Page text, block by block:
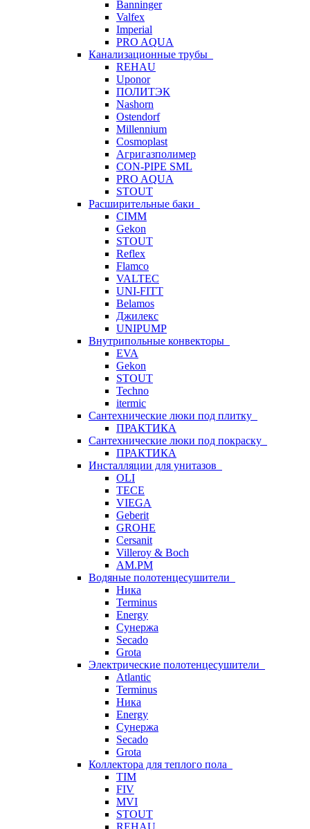
Banninger
Valfex
Imperial
PRO AQUA
Канализационные трубы
REHAU
Uponor
ПОЛИТЭК
Nashorn
Ostendorf
Millennium
Cosmoplast
Агригазполимер
CON-PIPE SML
PRO AQUA
STOUT
Расширительные баки
CIMM
Gekon
STOUT
Reflex
Flamco
VALTEC
UNI-FITT
Belamos
Джилекс
UNIPUMP
Внутрипольные конвекторы
EVA
Gekon
STOUT
Techno
itermic
Сантехнические люки под плитку
ПРАКТИКА
Сантехнические люки под покраску
ПРАКТИКА
Инсталляции для унитазов
OLI
TECE
VIEGA
Geberit
GROHE
Cersanit
Villeroy & Boch
AM.PM
Водяные полотенцесушители
Ника
Terminus
Energy
Сунержа
Secado
Grota
Электрические полотенцесушители
Atlantic
Terminus
Ника
Energy
Сунержа
Secado
Grota
Коллектора для теплого пола
TIM
FIV
MVI
STOUT
REHAU